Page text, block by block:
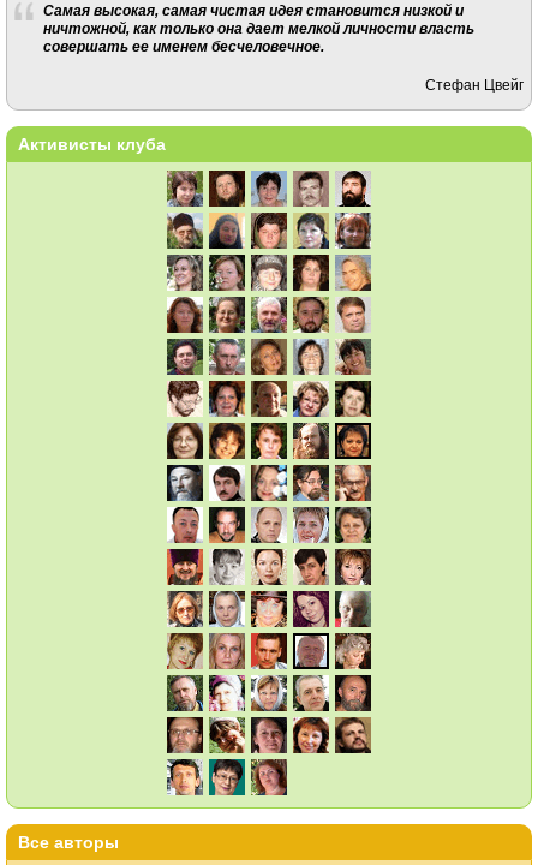
Самая высокая, самая чистая идея становится низкой и
ничтожной, как только она дает мелкой личности власть
совершать ее именем бесчеловечное.
Стефан Цвейг
Активисты клуба
Все авторы